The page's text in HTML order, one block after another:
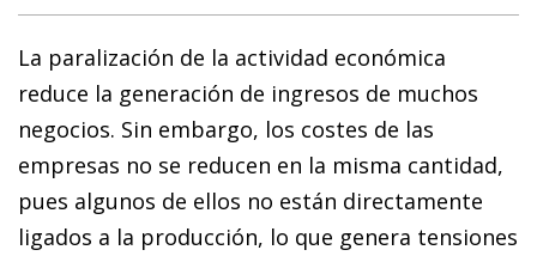
La paralización de la actividad económica
reduce la generación de ingresos de muchos
negocios. Sin embargo, los costes de las
empresas no se reducen en la misma cantidad,
pues algunos de ellos no están directamente
ligados a la producción, lo que genera tensiones